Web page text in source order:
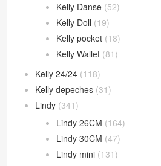
Kelly Danse (52)
Kelly Doll (19)
Kelly pocket (18)
Kelly Wallet (81)
Kelly 24/24 (118)
Kelly depeches (31)
Lindy (341)
Lindy 26CM (164)
Lindy 30CM (47)
Lindy mini (131)